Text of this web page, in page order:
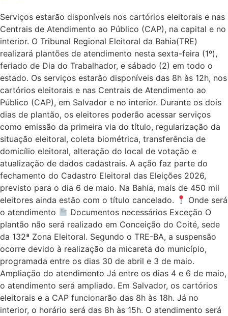
Serviços estarão disponíveis nos cartórios eleitorais e nas
Centrais de Atendimento ao Público (CAP), na capital e no
interior. O Tribunal Regional Eleitoral da Bahia(TRE)
realizará plantões de atendimento nesta sexta-feira (1º),
feriado de Dia do Trabalhador, e sábado (2) em todo o
estado. Os serviços estarão disponíveis das 8h às 12h, nos
cartórios eleitorais e nas Centrais de Atendimento ao
Público (CAP), em Salvador e no interior. Durante os dois
dias de plantão, os eleitores poderão acessar serviços
como emissão da primeira via do título, regularização da
situação eleitoral, coleta biométrica, transferência de
domicílio eleitoral, alteração do local de votação e
atualização de dados cadastrais. A ação faz parte do
fechamento do Cadastro Eleitoral das Eleições 2026,
previsto para o dia 6 de maio. Na Bahia, mais de 450 mil
eleitores ainda estão com o título cancelado.
Onde será
o atendimento
Documentos necessários Exceção O
plantão não será realizado em Conceição do Coité, sede
da 132ª Zona Eleitoral. Segundo o TRE-BA, a suspensão
ocorre devido à realização da micareta do município,
programada entre os dias 30 de abril e 3 de maio.
Ampliação do atendimento Já entre os dias 4 e 6 de maio,
o atendimento será ampliado. Em Salvador, os cartórios
eleitorais e a CAP funcionarão das 8h às 18h. Já no
interior, o horário será das 8h às 15h. O atendimento será